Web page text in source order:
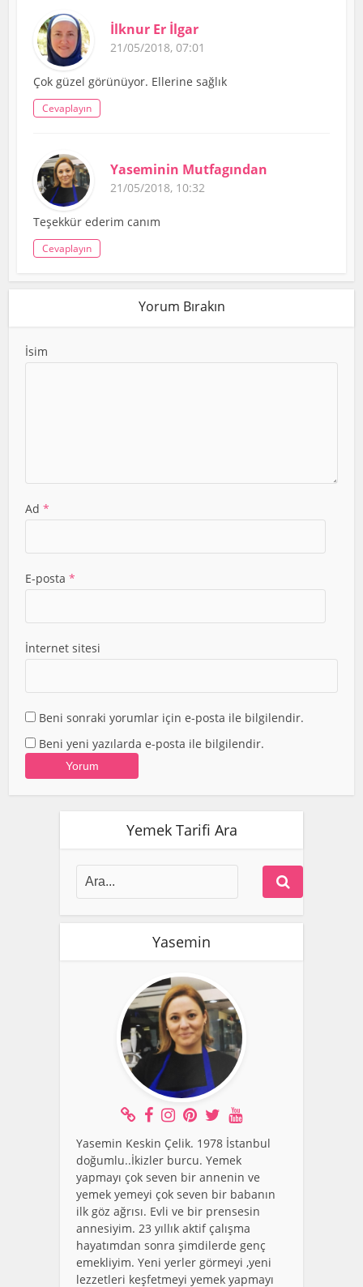
İlknur Er İlgar
21/05/2018, 07:01
Çok güzel görünüyor. Ellerine sağlık
Cevaplayın
Yaseminin Mutfagından
21/05/2018, 10:32
Teşekkür ederim canım
Cevaplayın
Yorum Bırakın
İsim
Ad*
E-posta*
İnternet sitesi
Beni sonraki yorumlar için e-posta ile bilgilendir.
Beni yeni yazılarda e-posta ile bilgilendir.
Yemek Tarifi Ara
Yasemin
Yasemin Keskin Çelik. 1978 İstanbul
doğumlu..İkizler burcu. Yemek
yapmayı çok seven bir annenin ve
yemek yemeyi çok seven bir babanın
ilk göz ağrısı. Evli ve bir prensesin
annesiyim. 23 yıllık aktif çalışma
hayatımdan sonra şimdilerde genç
emekliyim. Yeni yerler görmeyi ,yeni
lezzetleri keşfetmeyi yemek yapmayı